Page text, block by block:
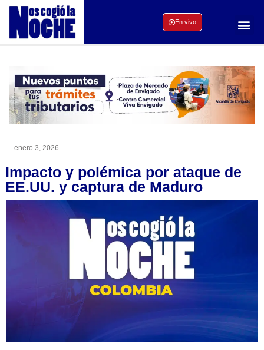
En vivo
enero 3, 2026
Impacto y polémica por ataque de
EE.UU. y captura de Maduro